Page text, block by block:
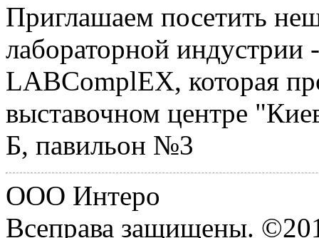
Приглашаем посетить
лабораторной
LABComplEX, которая
выставочном центре
Б, павильон №3
ООО Интеро
Всеправа защищены.